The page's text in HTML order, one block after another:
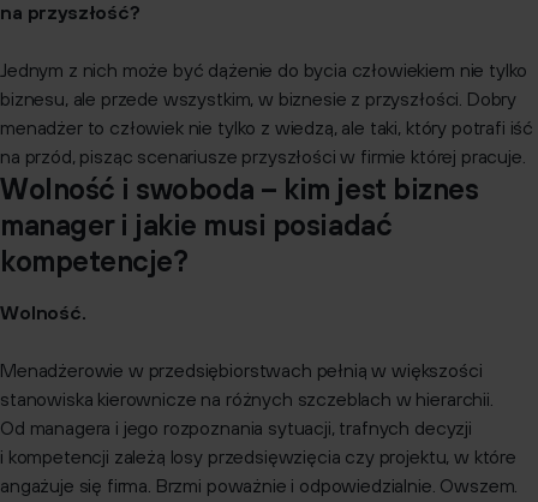
na przyszłość?
Jednym z nich może być dążenie do bycia człowiekiem nie tylko
biznesu, ale przede wszystkim, w biznesie z przyszłości. Dobry
menadżer to człowiek nie tylko z wiedzą, ale taki, który potrafi iść
na przód, pisząc scenariusze przyszłości w firmie której pracuje.
Wolność i swoboda – kim jest biznes
manager i jakie musi posiadać
kompetencje?
Wolność.
Menadżerowie w przedsiębiorstwach pełnią w większości
stanowiska kierownicze na różnych szczeblach w hierarchii.
Od managera i jego rozpoznania sytuacji, trafnych decyzji
i kompetencji zależą losy przedsięwzięcia czy projektu, w które
angażuje się firma. Brzmi poważnie i odpowiedzialnie. Owszem.